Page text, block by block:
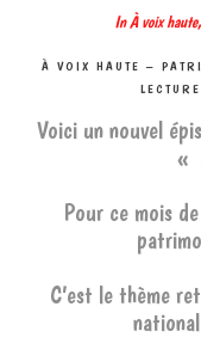
In À voix haute,
À VOIX HAUTE –
Voici un nouvel
«
Pour ce mois
C’est le thème